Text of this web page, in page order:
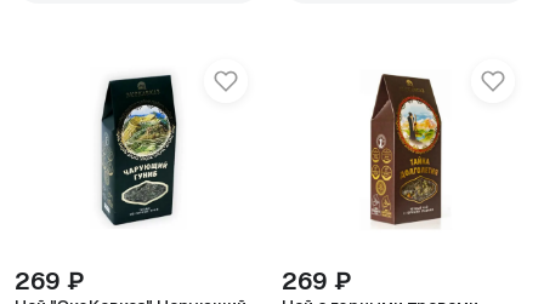
269 ₽ 269 ₽